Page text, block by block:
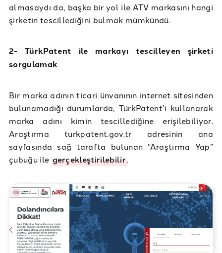
almasaydı da, başka bir yol ile ATV markasını hangi
şirketin tescillediğini bulmak mümkündü.
2- TürkPatent ile markayı tescilleyen şirketi
sorgulamak
Bir marka adının ticari ünvanının internet sitesinden
bulunamadığı durumlarda, TürkPatent’i kullanarak
marka adını kimin tescillediğine erişilebiliyor.
Araştırma turkpatent.gov.tr adresinin ana
sayfasında sağ tarafta bulunan “Araştırma Yap”
çubuğu ile gerçekleştirilebilir.